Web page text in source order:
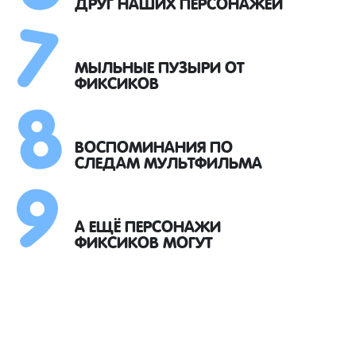
МЫЛЬНЫЕ ПУЗЫРИ ОТ
ФИКСИКОВ
ВОСПОМИНАНИЯ ПО
СЛЕДАМ МУЛЬТФИЛЬМА
А ЕЩЁ ПЕРСОНАЖИ
ФИКСИКОВ МОГУТ